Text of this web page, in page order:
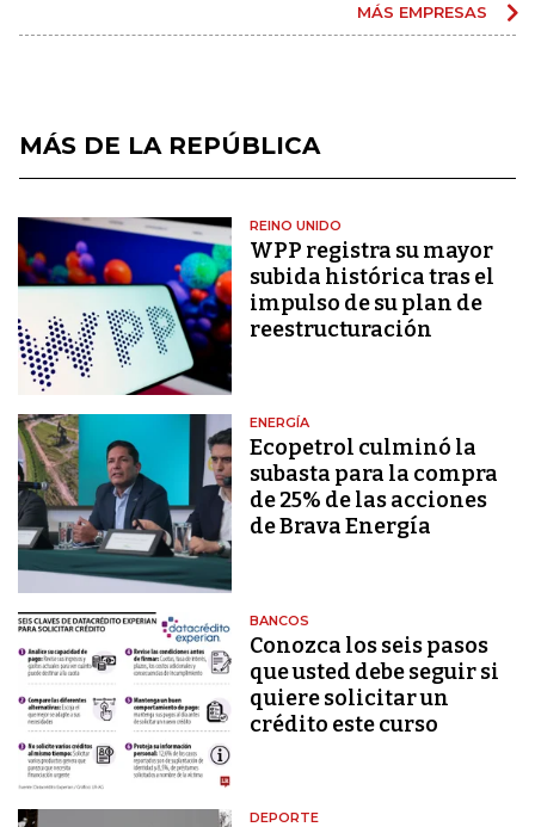
MÁS EMPRESAS
MÁS DE LA REPÚBLICA
REINO UNIDO
WPP registra su mayor
subida histórica tras el
impulso de su plan de
reestructuración
ENERGÍA
Ecopetrol culminó la
subasta para la compra
de 25% de las acciones
de Brava Energía
BANCOS
Conozca los seis pasos
que usted debe seguir si
quiere solicitar un
crédito este curso
DEPORTE